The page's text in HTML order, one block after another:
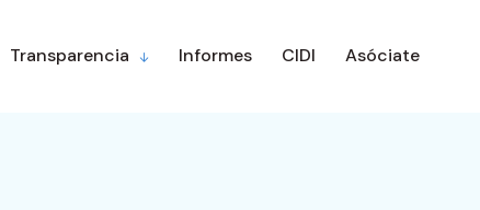
Transparencia Informes CIDI Asóciate